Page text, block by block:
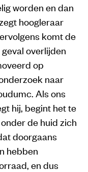
worden en dan
hoogleraar
komt de
overlijden
op
naar
Als ons
hij, begint het te
de huid zich
doorgaans
hebben
en dus